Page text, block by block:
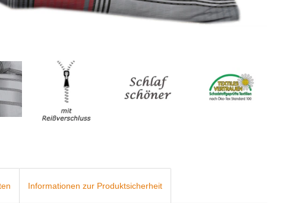
Informationen zur Produktsicherheit